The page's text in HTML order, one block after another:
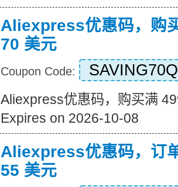
Aliexpress优惠码，购
70 美元
Coupon Code: SAVING70Q
Aliexpress优惠码，购买满
Expires on 2026-10-08
Aliexpress优惠码，订
55 美元